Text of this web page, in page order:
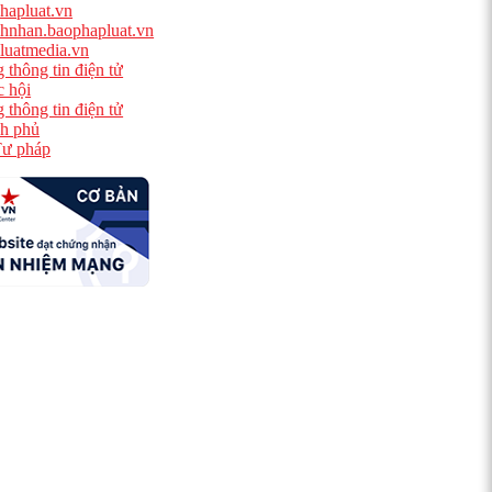
thông tin điện tử
hội
thông tin điện tử
phủ
pháp